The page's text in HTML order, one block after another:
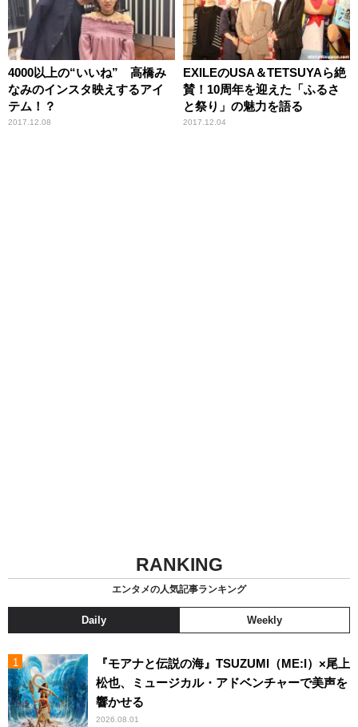
4000以上の“いいね” 高橋み
なみのインスタ映えするアイ
テム！？
2017.12.08
EXILEのUSA＆TETSUYAら絶
賛！10周年を迎えた「ふるさ
と祭り」の魅力を語る
2017.12.04
RANKING
エンタメの人気記事ランキング
Daily Weekly
『モアナと伝説の海』TSUZUMI（ME:I）×尾上
松也、ミュージカル・アドベンチャーで美声を
響かせる
2026.08.01